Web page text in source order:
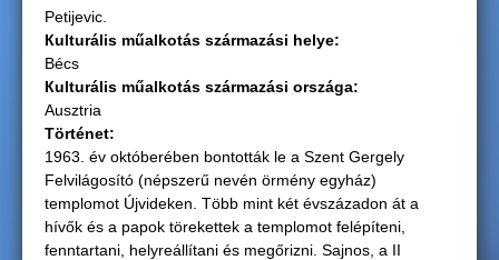
i
h
e
l
y
Petijevic.
Кulturális műalkotás származási helye:
Bécs
Кulturális műalkotás származási országа:
Ausztria
Történet:
1963. év októberében bontották le a Szent Gergely
Felvilágosító (népszerű nevén örmény egyház)
templomot Újvideken. Több mint két évszázadon át a
hívők és a papok törekettek a templomot felépíteni,
fenntartani, helyreállítani és megőrizni. Sajnos, a II